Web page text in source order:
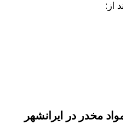
از:
مخدر در ایرانشهر